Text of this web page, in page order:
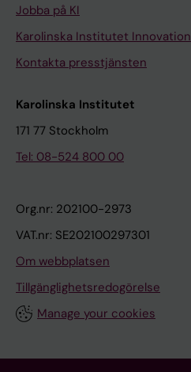
Jobba på KI
Karolinska Institutet Innovation
Kontakta presstjänsten
Karolinska Institutet
171 77 Stockholm
Tel: 08-524 800 00
Org.nr: 202100-2973
VAT.nr: SE202100297301
Om webbplatsen
Tillgänglighetsredogörelse
Manage your cookies